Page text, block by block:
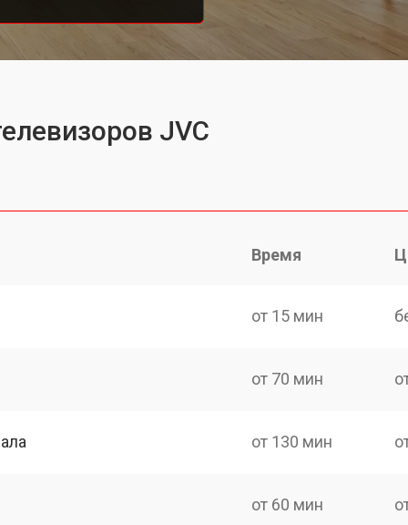
JVC
Время
от 15 мин
от 70 мин
от 130 мин
от 60 мин